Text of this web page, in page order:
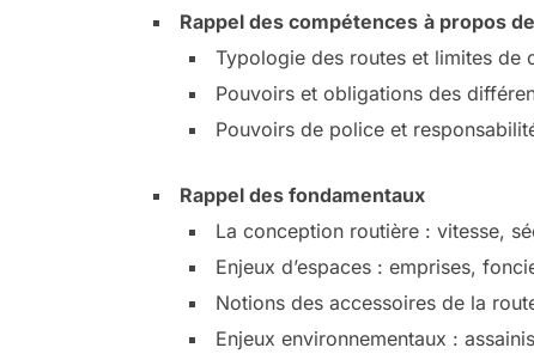
Rappel des compétences à propos
Typologie des routes et limites de
Pouvoirs et obligations des
Pouvoirs de police et
Rappel des fondamentaux
La conception routière : vitesse,
Enjeux d’espaces : emprises,
Notions des accessoires de la
Enjeux environnementaux :